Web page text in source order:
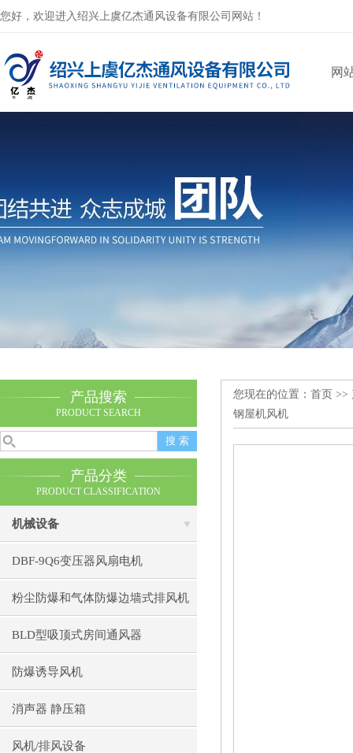
您好，欢迎进入绍兴上虞亿杰通风设备有限公司网站！
网
产品搜索
PRODUCT SEARCH
产品分类
PRODUCT CLASSIFICATION
机械设备
DBF-9Q6变压器风扇电机
粉尘防爆和气体防爆边墙式排风机
BLD型吸顶式房间通风器
防爆诱导风机
消声器 静压箱
风机/排风设备
您现在的位置： 首页 >>
钢屋机风机